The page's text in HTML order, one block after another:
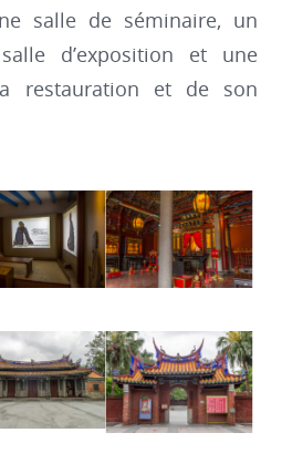
salle de séminaire, un
d’exposition et une
restauration et de son